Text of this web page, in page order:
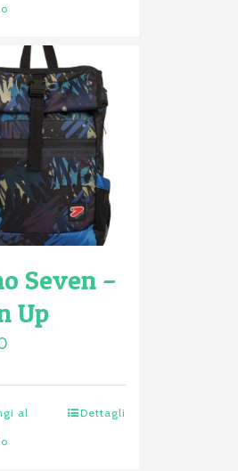
Seven –
Up
al Dettagli